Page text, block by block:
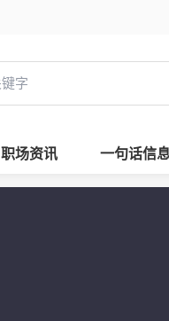
职场资讯 一句话信